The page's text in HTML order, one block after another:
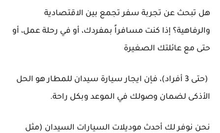
هل تبحث عن تجربة سفر تجمع بين الاقتصادية
والرفاهية؟ إذا كنت مسافراً بمفردك، أو في رحلة عمل، أو
حتى مع عائلتك الصغيرة
(حتى 3 أفراد)، فإن ايجار سيارة سيدان للمطار هو الحل
الأذكى لضمان وصولك في الموعد وبكل راحة.
نحن نوفر لك أحدث موديلات السيارات السيدان (مثل